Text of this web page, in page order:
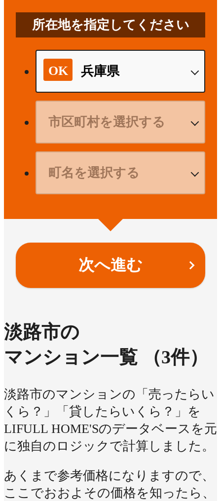
所在地を指定してください
次へ進む
淡路市の
マンション一覧
（3件）
淡路市のマンションの「売ったらい
くら？」「貸したらいくら？」を
LIFULL HOME'Sのデータベースを元
に独自のロジックで計算しました。
あくまで参考価格になりますので、
ここでおおよその価格を知ったら、